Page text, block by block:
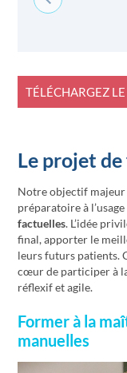
TÉLÉCHARGEZ
Le projet
Notre objectif majeur
préparatoire à l’usage
factuelles. L’idée
final, apporter le
leurs futurs patients.
cœur de participer à
réflexif et agile.
Former à la
manuelles